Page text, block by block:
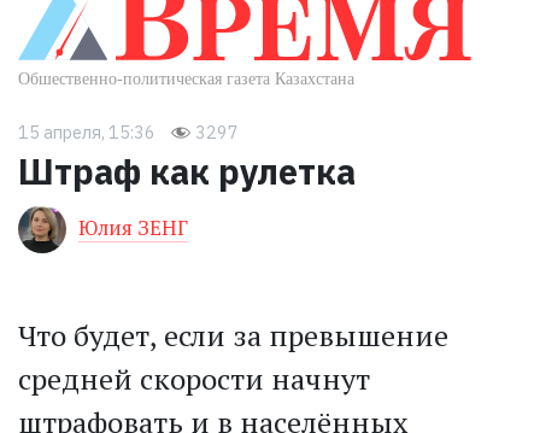
15 апреля, 15:36 3297
Штраф как рулетка
Юлия ЗЕНГ
Что будет, если за превышение
средней скорости начнут
штрафовать и в населённых